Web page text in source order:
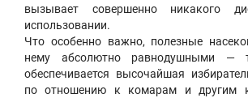
вызывает совершенно никакого
использовании.
Что особенно важно, полезные
нему абсолютно равнодушными —
обеспечивается высочайшая
по отношению к комарам и другим